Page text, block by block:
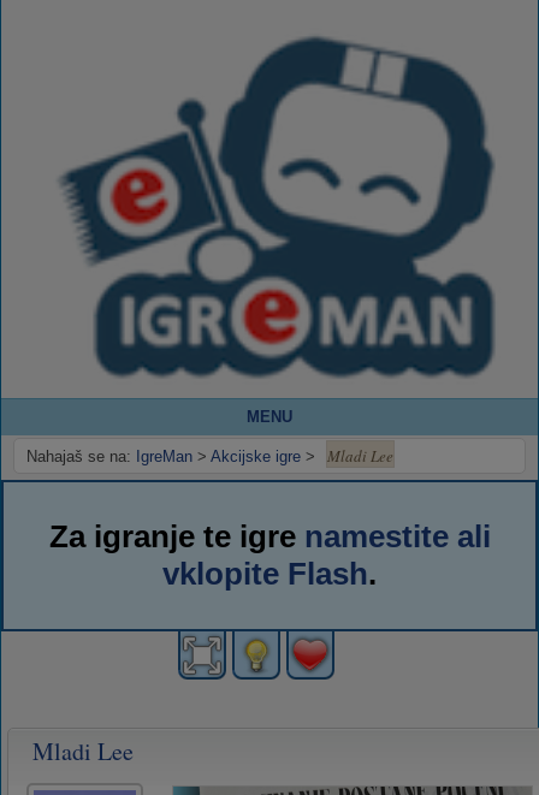
MENU
Nahajaš se na: IgreMan > Akcijske igre > Mladi Lee
Za igranje te igre namestite ali
vklopite Flash.
Mladi Lee